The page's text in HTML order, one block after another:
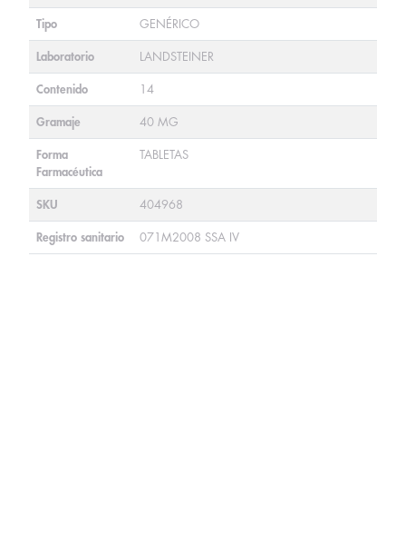
Tipo GENÉRICO
Laboratorio LANDSTEINER
Contenido 14
Gramaje 40 MG
Forma
Farmacéutica
TABLETAS
SKU 404968
Registro sanitario 071M2008 SSA IV